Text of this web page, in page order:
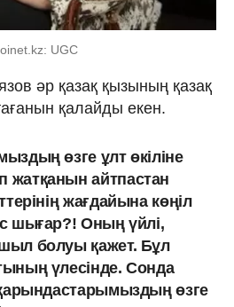
UGC
әр қазақ қызының қазақ
қалайды екен.
өзге ұлт өкіліне
айтпастан
жағдайына көңіл
шығар?! Оның үйлі,
болуы қажет. Бұл
үлесінде. Сонда
өзге